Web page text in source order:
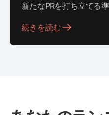
新たなPRを打ち立てる
続きを読む